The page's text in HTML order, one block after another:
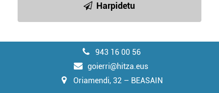
Harpidetu
943 16 00 56
goierri@hitza.eus
Oriamendi, 32 – BEASAIN